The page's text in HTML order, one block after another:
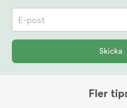
E-post
Skicka
Fler